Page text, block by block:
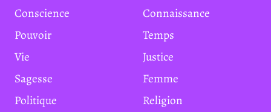
Conscience
Connaissance
Pouvoir
Temps
Vie
Justice
Sagesse
Femme
Politique
Religion